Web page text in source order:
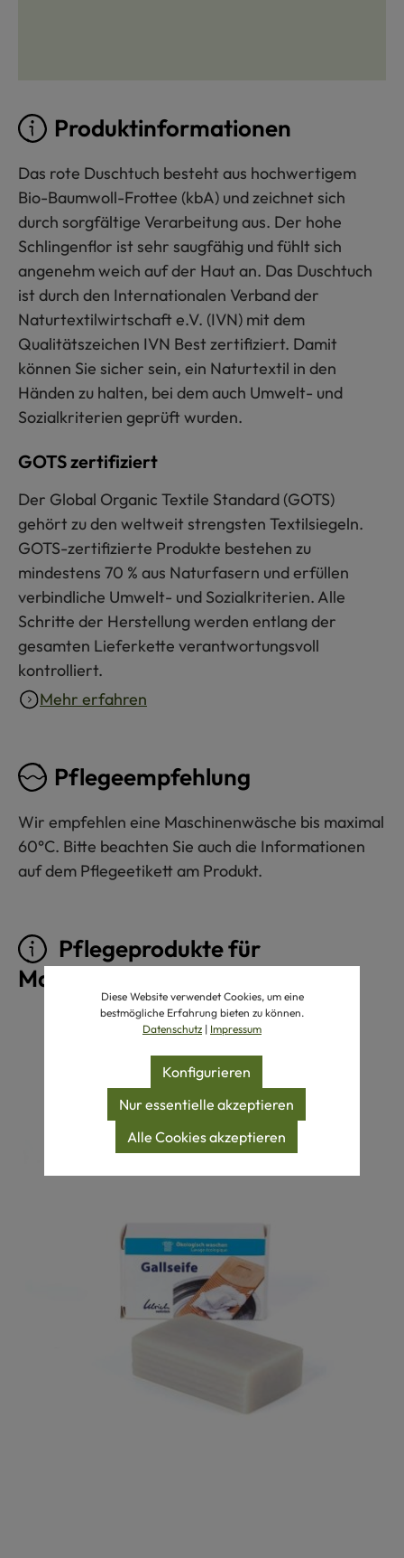
Produktinformationen
Das rote Duschtuch besteht aus hochwertigem
Bio-Baumwoll-Frottee (kbA) und zeichnet sich
durch sorgfältige Verarbeitung aus. Der hohe
Schlingenflor ist sehr saugfähig und fühlt sich
angenehm weich auf der Haut an. Das Duschtuch
ist durch den Internationalen Verband der
Naturtextilwirtschaft e.V. (IVN) mit dem
Qualitätszeichen IVN Best zertifiziert. Damit
können Sie sicher sein, ein Naturtextil in den
Händen zu halten, bei dem auch Umwelt- und
Sozialkriterien geprüft wurden.
GOTS zertifiziert
Der Global Organic Textile Standard (GOTS)
gehört zu den weltweit strengsten Textilsiegeln.
GOTS-zertifizierte Produkte bestehen zu
mindestens 70 % aus Naturfasern und erfüllen
verbindliche Umwelt- und Sozialkriterien. Alle
Schritte der Herstellung werden entlang der
gesamten Lieferkette verantwortungsvoll
kontrolliert.
Mehr erfahren
Pflegeempfehlung
Wir empfehlen eine Maschinenwäsche bis maximal
60°C. Bitte beachten Sie auch die Informationen
auf dem Pflegeetikett am Produkt.
Pflegeprodukte für
Maschinenwäsche 60°C
Produktgalerie überspringen
Diese Website verwendet Cookies, um eine
bestmögliche Erfahrung bieten zu können.
Datenschutz | Impressum
Nur essentielle akzeptieren
Konfigurieren
Alle Cookies akzeptieren